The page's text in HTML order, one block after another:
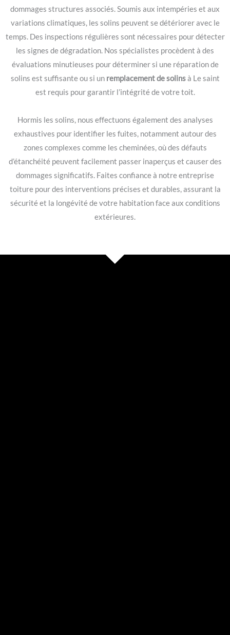
dommages structures associés. Soumis aux intempéries et aux
variations climatiques, les solins peuvent se détériorer avec le
temps. Des inspections régulières sont nécessaires pour détecter
les signes de dégradation. Nos spécialistes procèdent à des
évaluations minutieuses pour déterminer si une réparation de
solins est suffisante ou si un remplacement de solinsà Le saint
est requis pour garantir l’intégrité de votre toit.
Hormis les solins, nous effectuons également des analyses
exhaustives pour identifier les fuites, notamment autour des
zones complexes comme les cheminées, où des défauts
d’étanchéité peuvent facilement passer inaperçus et causer des
dommages significatifs. Faites confiance à notre entreprise
toiture pour des interventions précises et durables, assurant la
sécurité et la longévité de votre habitation face aux conditions
extérieures.